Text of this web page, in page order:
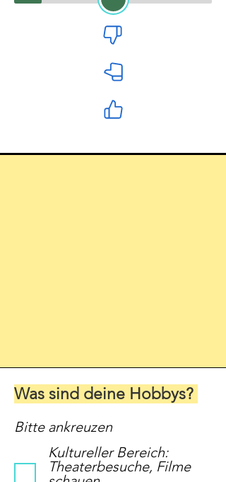
Was sind deine Hobbys?
Bitte ankreuzen
Kultureller Bereich:
Theaterbesuche, Filme